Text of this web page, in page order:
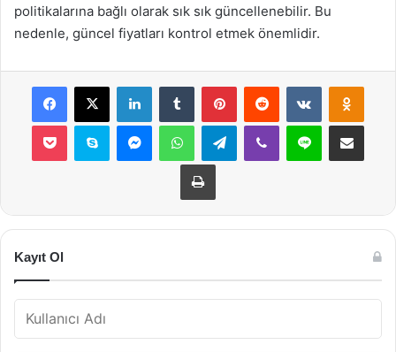
politikalarına bağlı olarak sık sık güncellenebilir. Bu
nedenle, güncel fiyatları kontrol etmek önemlidir.
Facebook
X LinkedInTumblr PinterestReddit VKontakte
Pocket Skype MessengerWhatsAppTelegramViber Line E-Posta ile
Yazdır
Kayıt Ol